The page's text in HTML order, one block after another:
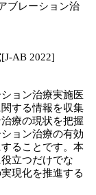
ブレーション治
AB 2022]
ョン治療実施医
する情報を収集
療の現状を把握
ョン治療の有効
ることです。本
立つだけでな
現化を推進する